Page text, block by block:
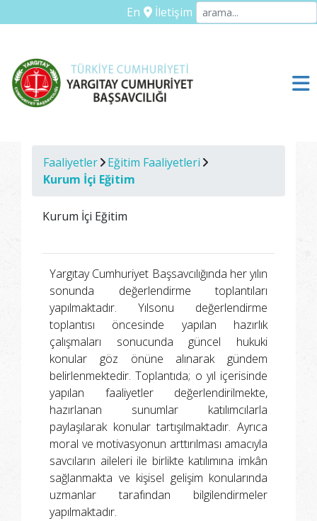
En İletişim
Faaliyetler
Eğitim Faaliyetleri
Kurum İçi Eğitim
Kurum İçi Eğitim
Yargıtay Cumhuriyet Başsavcılığında her yılın
sonunda değerlendirme toplantıları
yapılmaktadır. Yılsonu değerlendirme
toplantısı öncesinde yapılan hazırlık
çalışmaları sonucunda güncel hukuki
konular göz önüne alınarak gündem
belirlenmektedir. Toplantıda; o yıl içerisinde
yapılan faaliyetler değerlendirilmekte,
hazırlanan sunumlar katılımcılarla
paylaşılarak konular tartışılmaktadır. Ayrıca
moral ve motivasyonun arttırılması amacıyla
savcıların aileleri ile birlikte katılımına imkân
sağlanmakta ve kişisel gelişim konularında
uzmanlar tarafından bilgilendirmeler
yapılmaktadır.